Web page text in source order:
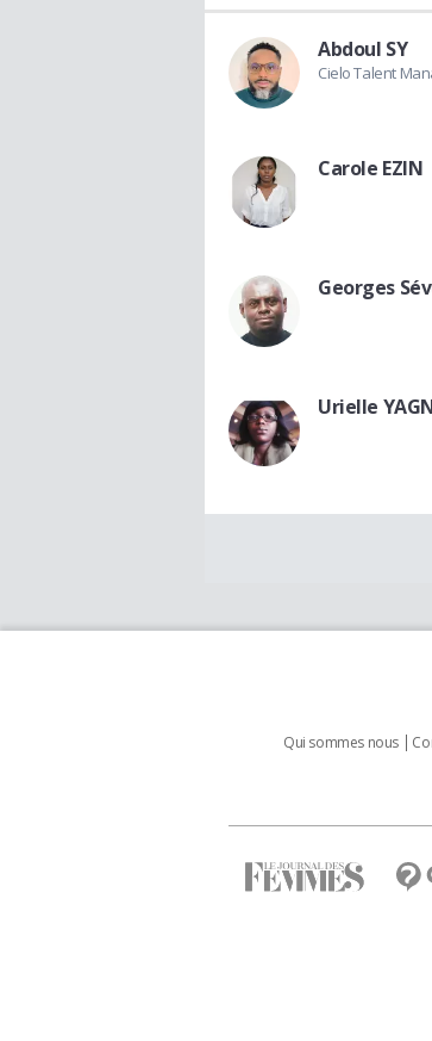
Abdoul SY
Cielo Talent
Carole EZIN
Georges
Urielle
Qui sommes nous